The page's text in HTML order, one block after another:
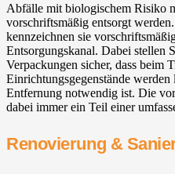
Abfälle mit biologischem Risiko
vorschriftsmäßig entsorgt
kennzeichnen sie
Entsorgungskanal. Dabei stellen
Verpackungen sicher, dass beim
Einrichtungsgegenstände
Entfernung notwendig ist. Die
dabei immer ein Teil einer
Renovierung &